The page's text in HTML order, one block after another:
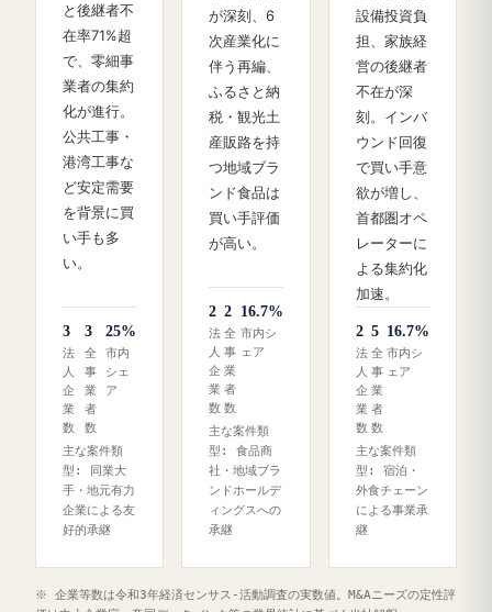
と後継者不
在率71%超
で、零細事
業者の集約
化が進行。
公共工事・
港湾工事な
ど安定需要
を背景に買
い手も多
い。
3
法
人
企
業
数
3
全
事
業
者
数
25%
市内
シェ
ア
主な案件類
型: 同業大
手・地元有力
企業による友
好的承継
が深刻、6
次産業化に
伴う再編、
ふるさと納
税・観光土
産販路を持
つ地域ブラ
ンド食品は
買い手評価
が高い。
2
法
人
企
業
数
2
全
事
業
者
数
16.7%
市内シ
ェア
主な案件類
型: 食品商
社・地域ブラ
ンドホールデ
ィングスへの
承継
設備投資負
担、家族経
営の後継者
不在が深
刻。インバ
ウンド回復
で買い手意
欲が増し、
首都圏オペ
レーターに
よる集約化
加速。
2
法
人
企
業
数
5
全
事
業
者
数
16.7%
市内シ
ェア
主な案件類
型: 宿泊・
外食チェーン
による事業承
継
※ 企業等数は令和3年経済センサス‐活動調査の実数値。M&Aニーズの定性評